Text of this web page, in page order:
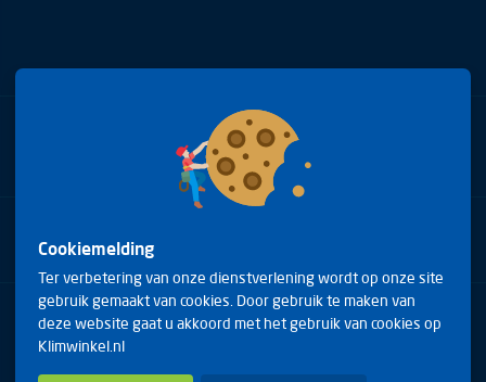
Bel met onze experts
+31(0)85 0653688
Arduinstraat 20
4827 HK Breda
Telefoon: +31(0)85 0653688
E-mail: info@klimwinkel.nl
Cookiemelding
Ter verbetering van onze dienstverlening wordt op onze site
gebruik gemaakt van cookies. Door gebruik te maken van
deze website gaat u akkoord met het gebruik van cookies op
Klimwinkel.nl